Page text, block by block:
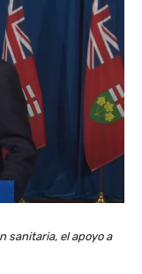
sanitaria, el apoyo a